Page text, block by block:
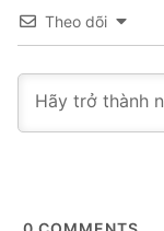
Theo dõi